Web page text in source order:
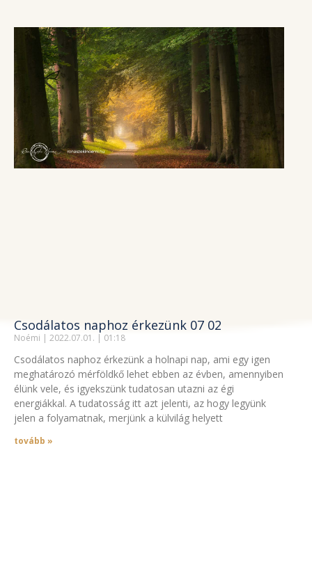
Csodálatos naphoz érkezünk 07 02
Noémi 2022.07.01. 01:18
Csodálatos naphoz érkezünk a holnapi nap, ami egy igen
meghatározó mérföldkő lehet ebben az évben, amennyiben
élünk vele, és igyekszünk tudatosan utazni az égi
energiákkal. A tudatosság itt azt jelenti, az hogy legyünk
jelen a folyamatnak, merjünk a külvilág helyett
tovább »